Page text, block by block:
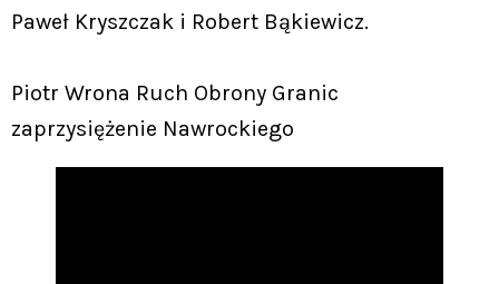
Paweł Kryszczak i Robert Bąkiewicz.
Piotr Wrona Ruch Obrony Granic
zaprzysiężenie Nawrockiego